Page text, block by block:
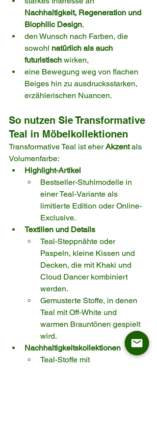
Nachhaltigkeit, Regeneration und
Biophilic Design,
den Wunsch nach Farben, die
sowohl natürlich als auch
futuristisch wirken,
eine Bewegung weg von flachen
Beiges hin zu ausdrucksstarken,
erzählerischen Nuancen.
So nutzen Sie Transformative
Teal in Möbelkollektionen
Transformative Teal ist eher Akzent als
Volumenfarbe:
Highlight-Artikel
Bestseller-Stuhlmodelle in
einer Teal-Variante als
limitierte Edition oder Online-
Exclusive.
Textilien und Details
Teal-Steppnähte oder
Paspeln, kleine Kissen und
Decken, die mit Khaki und
Cloud Dancer kombiniert
werden.
Gemusterte Stoffe, in denen
Teal mit Off-White und
warmen Brauntönen gespielt
wird.
Nachhaltigkeitskollektionen
Teal-Stoffe mit